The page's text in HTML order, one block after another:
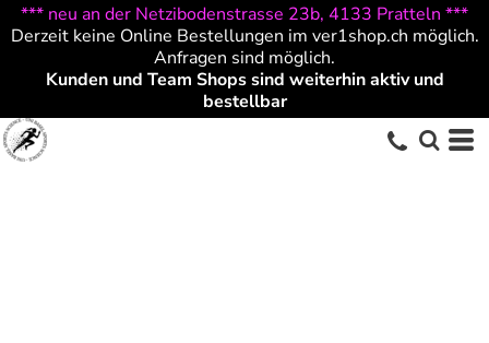
*** neu an der Netzibodenstrasse 23b, 4133 Pratteln ***
Derzeit keine Online Bestellungen im ver1shop.ch möglich.
Anfragen sind möglich.
Kunden und Team Shops sind weiterhin aktiv und
bestellbar